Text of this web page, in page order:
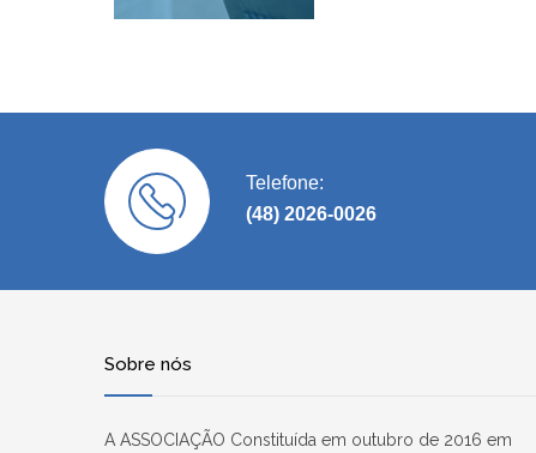
Telefone:
(48) 2026-0026
Sobre nós
A ASSOCIAÇÃO Constituída em outubro de 2016 em